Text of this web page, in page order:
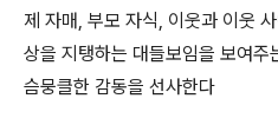
제 자매, 부모 자식, 이웃과 이웃
상을 지탱하는 대들보임을 보여
슴뭉클한 감동을 선사한다